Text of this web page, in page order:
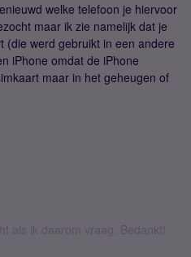
welke telefoon je hiervoor
maar ik zie namelijk dat je
(die werd gebruikt in een andere
iPhone omdat de iPhone
maar in het geheugen of
als ik daarom vraag. Bedankt!